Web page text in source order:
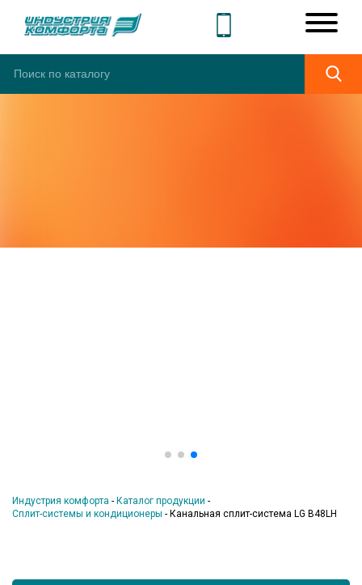
Индустрия комфорта - Каталог продукции -
Сплит-системы и кондиционеры - Канальная сплит-система LG B48LH